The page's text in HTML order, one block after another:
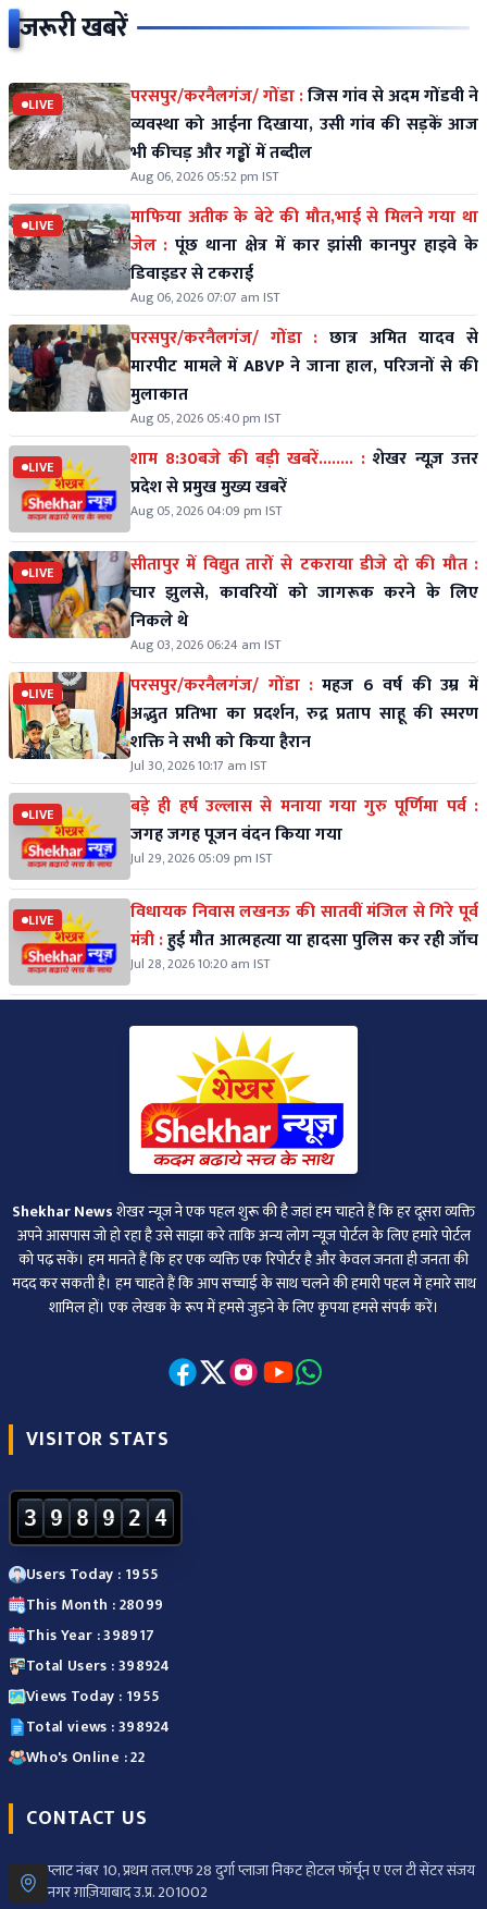
जरूरी खबरें
LIVE परसपुर/करनैलगंज/ गोंडा :जिस गांव से अदम गोंडवी ने
व्यवस्था को आईना दिखाया, उसी गांव की सड़कें आज
भी कीचड़ और गड्ढों में तब्दील
Aug 06, 2026 05:52 pm IST
LIVE
माफिया अतीक के बेटे की मौत,भाई से मिलने गया था
जेल : पूंछ थाना क्षेत्र में कार झांसी कानपुर हाइवे के
डिवाइडर से टकराई
Aug 06, 2026 07:07 am IST
परसपुर/करनैलगंज/ गोंडा : छात्र अमित यादव से
मारपीट मामले में ABVP ने जाना हाल, परिजनों से की
मुलाकात
Aug 05, 2026 05:40 pm IST
LIVE शाम 8:30बजे की बड़ी खबरें........ : शेखर न्यूज़ उत्तर
प्रदेश से प्रमुख मुख्य खबरें
Aug 05, 2026 04:09 pm IST
LIVE
सीतापुर में विद्युत तारों से टकराया डीजे दो की मौत :
चार झुलसे, कावरियों को जागरूक करने के लिए
निकले थे
Aug 03, 2026 06:24 am IST
LIVE परसपुर/करनैलगंज/ गोंडा : महज 6 वर्ष की उम्र में
अद्भुत प्रतिभा का प्रदर्शन, रुद्र प्रताप साहू की स्मरण
शक्ति ने सभी को किया हैरान
Jul 30, 2026 10:17 am IST
LIVE
बड़े ही हर्ष उल्लास से मनाया गया गुरु पूर्णिमा पर्व :
जगह जगह पूजन वंदन किया गया
Jul 29, 2026 05:09 pm IST
LIVE
विधायक निवास लखनऊ की सातवीं मंजिल से गिरे पूर्व
मंत्री :हुई मौत आत्महत्या या हादसा पुलिस कर रही जॉच
Jul 28, 2026 10:20 am IST
Shekhar Newsशेखर न्‍यूज ने एक पहल शुरू की है जहां हम चाहते हैं कि हर दूसरा व्‍यक्ति
अपने आसपास जो हो रहा है उसे साझा करे ताकि अन्‍य लोग न्‍यूज पोर्टल के लिए हमारे पोर्टल
को पढ़ सकें। हम मानते हैं कि हर एक व्यक्ति एक रिपोर्टर है और केवल जनता ही जनता की
मदद कर सकती है। हम चाहते हैं कि आप सच्चाई के साथ चलने की हमारी पहल में हमारे साथ
शामिल हों। एक लेखक के रूप में हमसे जुड़ने के लिए कृपया हमसे संपर्क करें।
VISITOR STATS
3 9 8 9 2 4
Users Today : 1955
This Month : 28099
This Year : 398917
Total Users : 398924
Views Today : 1955
Total views : 398924
Who's Online : 22
CONTACT US
प्लाट नंबर 10, प्रथम तल.एफ 28 दुर्गा प्लाजा निकट होटल फॉर्चून ए एल टी सेंटर संजय
नगर ग़ाज़ियाबाद उ.प्र. 201002